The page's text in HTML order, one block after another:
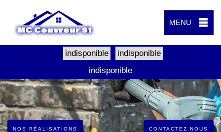
MENU
indisponible
indisponible
indisponible
NOS RÉALISATIONS CONTACTEZ NOUS